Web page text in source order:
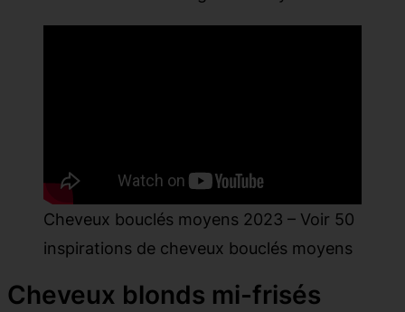
Cheveux bouclés moyens 2023 – Voir 50
inspirations de cheveux bouclés moyens
Cheveux blonds mi-frisés